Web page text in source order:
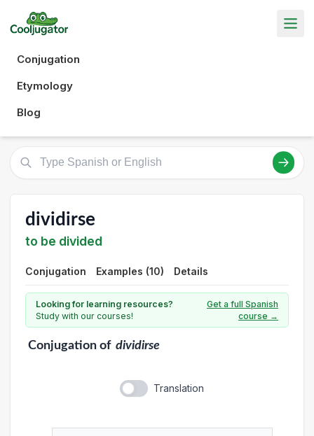
Conjugation
Etymology
Blog
dividirse
to be divided
Conjugation Examples (10) Details
Looking for learning resources?
Study with our courses!
Get a full Spanish
course →
Conjugationof dividirse
Translation